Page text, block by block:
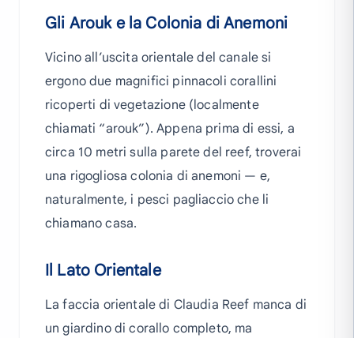
Gli Arouk e la Colonia di Anemoni
Vicino all’uscita orientale del canale si
ergono due magnifici pinnacoli corallini
ricoperti di vegetazione (localmente
chiamati “arouk”). Appena prima di essi, a
circa 10 metri sulla parete del reef, troverai
una rigogliosa colonia di anemoni — e,
naturalmente, i pesci pagliaccio che li
chiamano casa.
Il Lato Orientale
La faccia orientale di Claudia Reef manca di
un giardino di corallo completo, ma